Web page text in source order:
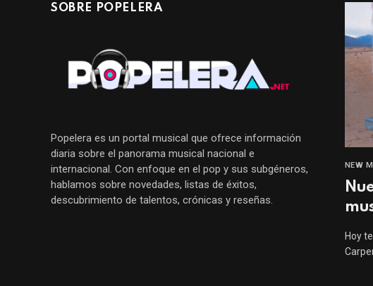
SOBRE POPELERA
Popelera es un portal musical que ofrece información
diaria sobre el panorama musical nacional e
internacional. Con enfoque en el pop y sus subgéneros,
hablamos sobre novedades, listas de éxitos,
descubrimiento de talentos, crónicas y reseñas.
NEW
Hoy